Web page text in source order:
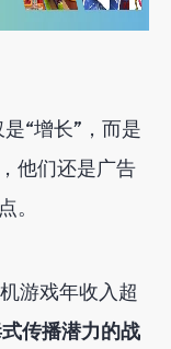
“增长”，而是
他们还是广告
。
游戏年收入超
传播潜力的战